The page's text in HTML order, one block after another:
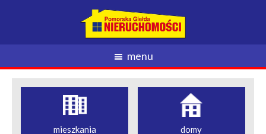
menu
mieszkania domy